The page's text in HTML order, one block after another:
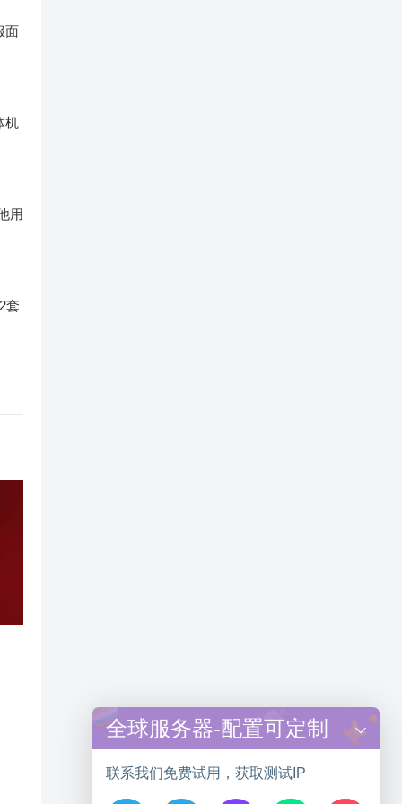
面
机
用
套
全球服务器-配置可定制
联系我们免费试用，获取测试IP